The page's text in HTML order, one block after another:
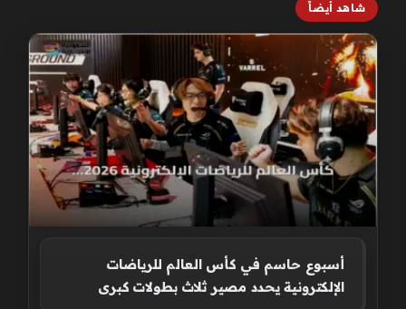
شاهد أيضاً
أسبوع حاسم في كأس العالم للرياضات
الإلكترونية يحدد مصير ثلاث بطولات كبرى